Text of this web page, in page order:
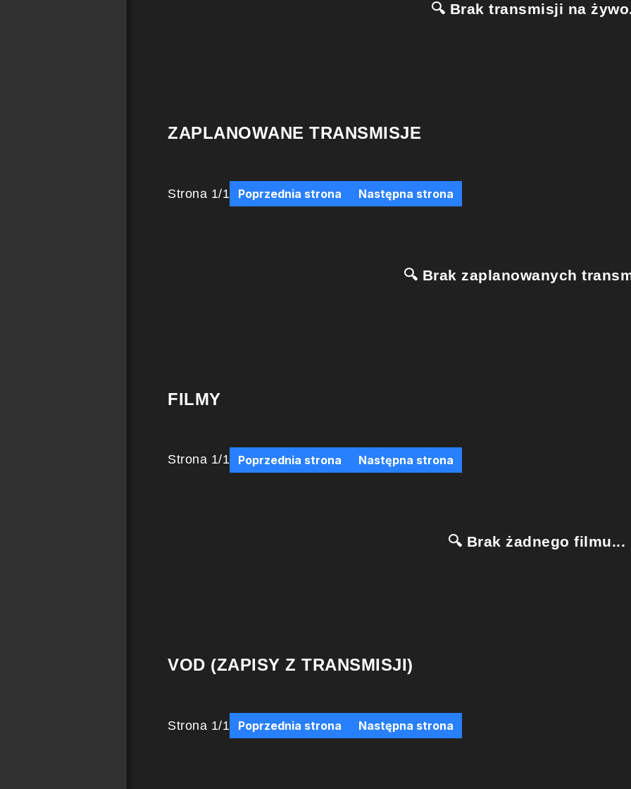
🔍 Brak transmisji na
ZAPLANOWANE TRANSMISJE
Strona 1/1 Poprzednia strona Następna strona
🔍 Brak zaplanowanych
FILMY
Strona 1/1 Poprzednia strona Następna strona
🔍 Brak żadnego filmu...
VOD (ZAPISY Z TRANSMISJI)
Strona 1/1 Poprzednia strona Następna strona